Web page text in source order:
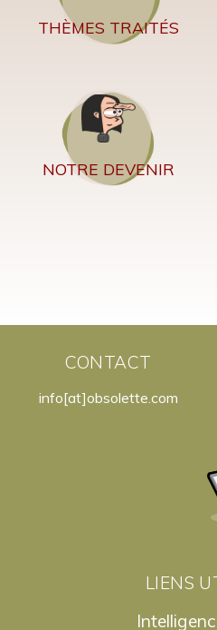
THÈMES TRAITÉS
NOTRE DEVENIR
CONTACT
info[at]obsolette.com
LIENS